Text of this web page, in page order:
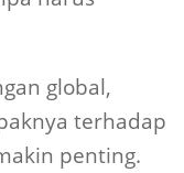
global,
terhadap
penting.